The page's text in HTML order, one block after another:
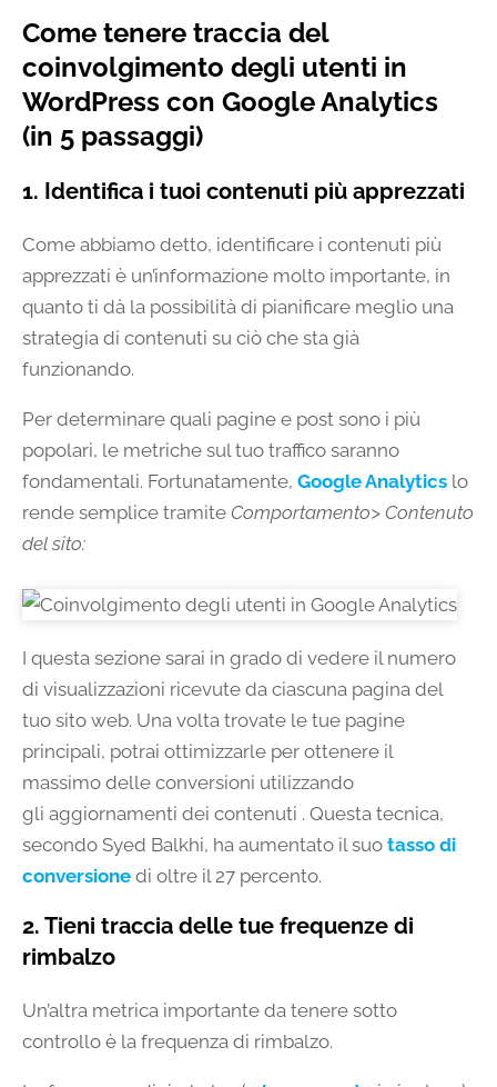
Come tenere traccia del
coinvolgimento degli utenti in
WordPress con Google Analytics
(in 5 passaggi)
1. Identifica i tuoi contenuti più apprezzati
Come abbiamo detto, identificare i contenuti più
apprezzati è un’informazione molto importante, in
quanto ti dà la possibilità di pianificare meglio una
strategia di contenuti su ciò che sta già
funzionando.
Per determinare quali pagine e post sono i più
popolari, le metriche sul tuo traffico saranno
fondamentali. Fortunatamente, Google Analytics lo
rende semplice tramite Comportamento> Contenuto
del sito:
I questa sezione sarai in grado di vedere il numero
di visualizzazioni ricevute da ciascuna pagina del
tuo sito web. Una volta trovate le tue pagine
principali, potrai ottimizzarle per ottenere il
massimo delle conversioni utilizzando
gli aggiornamenti dei contenuti . Questa tecnica,
secondo Syed Balkhi, ha aumentato il suo tasso di
conversione di oltre il 27 percento.
2. Tieni traccia delle tue frequenze di
rimbalzo
Un’altra metrica importante da tenere sotto
controllo è la frequenza di rimbalzo.